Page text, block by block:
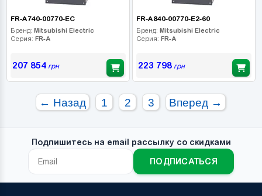
FR-A740-00770-EC
Бренд: Mitsubishi Electric
Серия: FR-A
207 854грн
FR-A840-00770-E2-60
Бренд: Mitsubishi Electric
Серия: FR-A
223 798грн
← Назад 1 2 3 Вперед →
Подпишитесь на email рассылку со скидками
ПОДПИСАТЬСЯ